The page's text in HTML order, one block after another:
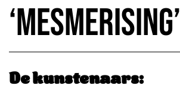
‘Mesmerising’
De kunstenaars: